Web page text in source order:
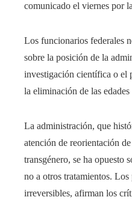
comunicado el viernes por
Los funcionarios federales
sobre la posición de la
investigación científica o el
la eliminación de las
La administración, que
atención de reorientación
transgénero, se ha opuesto
no a otros tratamientos.
irreversibles, afirman los